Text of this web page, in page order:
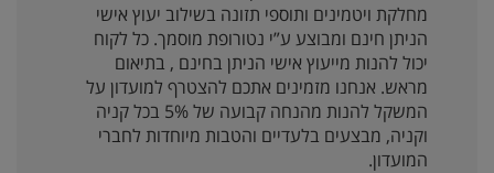
מחלקת ויטמינים ותוספי תזונה בשילוב יעוץ אישי
הניתן חינם ומבוצע ע”י נטורופת מוסמך. כל לקוח
יכול להנות מייעוץ אישי הניתן בחינם , בתיאום
מראש. אנחנו מזמינים אתכם להצטרף למועדון על
המשקל להנות מהנחה קבועה של 5% בכל קניה
וקניה, מבצעים בלעדיים והטבות מיוחדות לחברי
המועדון.